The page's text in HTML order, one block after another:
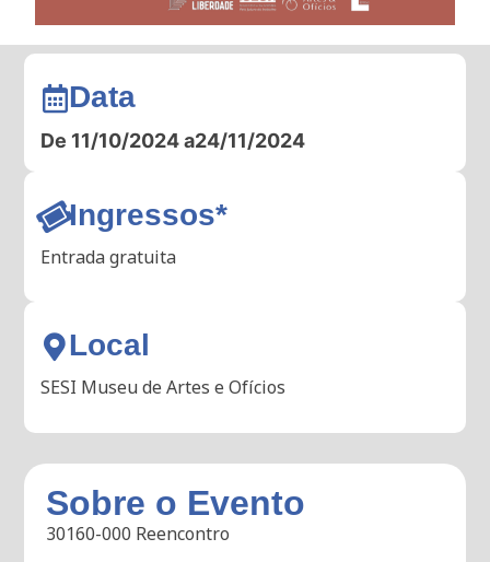
Data
De 11/10/2024 a24/11/2024
Ingressos*
Entrada gratuita
Local
SESI Museu de Artes e Ofícios
Sobre o Evento
30160-000 Reencontro